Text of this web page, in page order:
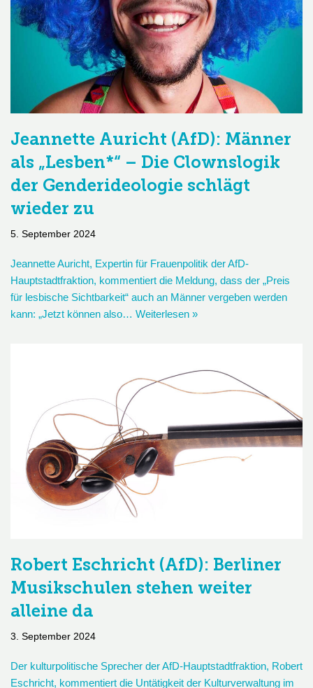
Jeannette Auricht (AfD): Männer
als „Lesben*“ – Die Clownslogik
der Genderideologie schlägt
wieder zu
5. September 2024
Jeannette Auricht, Expertin für Frauenpolitik der AfD-
Hauptstadtfraktion, kommentiert die Meldung, dass der „Preis
für lesbische Sichtbarkeit“ auch an Männer vergeben werden
kann: „Jetzt können also… Weiterlesen »
Robert Eschricht (AfD): Berliner
Musikschulen stehen weiter
alleine da
3. September 2024
Der kulturpolitische Sprecher der AfD-Hauptstadtfraktion, Robert
Eschricht, kommentiert die Untätigkeit der Kulturverwaltung im